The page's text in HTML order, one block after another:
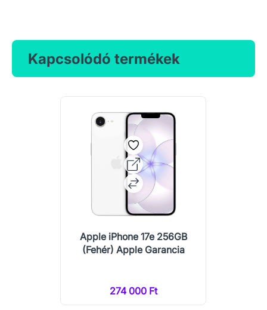
Kapcsolódó termékek
Apple iPhone 17e 256GB
(Fehér) Apple Garancia
274 000 Ft